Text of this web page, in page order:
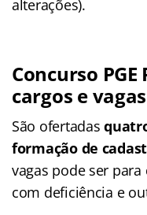
alterações).
Concurso
cargos e vagas
São ofertadas
formação de
vagas pode ser
com deficiência e